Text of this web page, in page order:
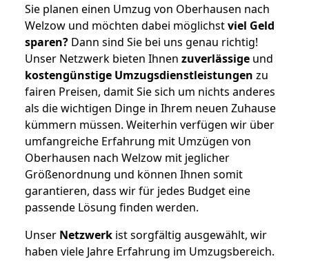
Sie planen einen Umzug von Oberhausen nach
Welzow und möchten dabei möglichstviel Geld
sparen? Dann sind Sie bei uns genau richtig!
Unser Netzwerk bieten Ihnen zuverlässige und
kostengünstige Umzugsdienstleistungen zu
fairen Preisen, damit Sie sich um nichts anderes
als die wichtigen Dinge in Ihrem neuen Zuhause
kümmern müssen. Weiterhin verfügen wir über
umfangreiche Erfahrung mit Umzügen von
Oberhausen nach Welzow mit jeglicher
Größenordnung und können Ihnen somit
garantieren, dass wir für jedes Budget eine
passende Lösung finden werden.
Unser Netzwerk ist sorgfältig ausgewählt, wir
haben viele Jahre Erfahrung im Umzugsbereich.